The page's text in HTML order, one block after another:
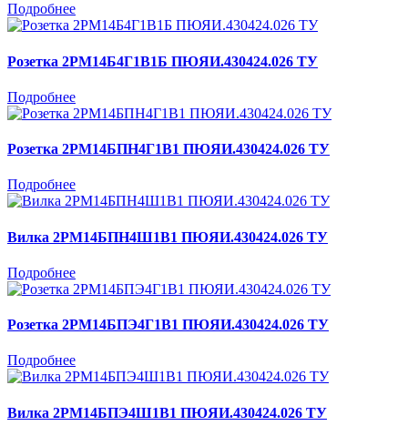
Подробнее
Розетка 2РМ14Б4Г1В1Б ПЮЯИ.430424.026 ТУ
Подробнее
Розетка 2РМ14БПН4Г1В1 ПЮЯИ.430424.026 ТУ
Подробнее
Вилка 2РМ14БПН4Ш1В1 ПЮЯИ.430424.026 ТУ
Подробнее
Розетка 2РМ14БПЭ4Г1В1 ПЮЯИ.430424.026 ТУ
Подробнее
Вилка 2РМ14БПЭ4Ш1В1 ПЮЯИ.430424.026 ТУ